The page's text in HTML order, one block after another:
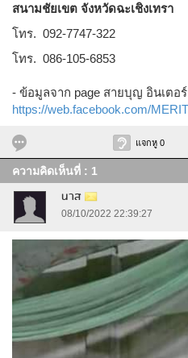
สนามชัยเขต จังหวัดฉะเชิงเทรา
โทร. 092-7747-322
โทร. 086-105-6853
- ข้อมูลจาก page สายบุญ อินเตอร์
https://web.facebook.com/
แจกหู 0
ความคิดเห็นที่ : 1
นาส
08/10/2022 22:39:27